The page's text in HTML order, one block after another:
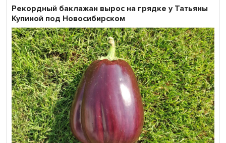
Рекордный баклажан вырос на грядке у Татьяны
Купиной под Новосибирском